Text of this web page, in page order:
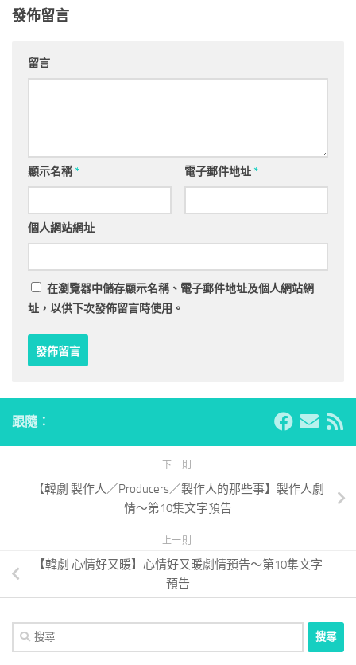
發佈留言
留言
顯示名稱* 電子郵件地址*
個人網站網址
在瀏覽器中儲存顯示名稱、電子郵件地址及個人網站網
址，以供下次發佈留言時使用。
跟隨：
下一則
【韓劇 製作人／Producers／製作人的那些事】製作人劇
情～第10集文字預告
上一則
【韓劇 心情好又暖】心情好又暖劇情預告～第10集文字
預告
搜
尋